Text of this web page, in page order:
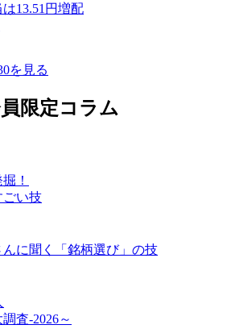
13.51円増配
を見る
限定コラム
！
ごい技
に聞く「銘柄選び」の技
査-2026～